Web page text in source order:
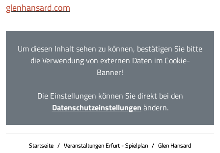
Um diesen Inhalt sehen zu können, bestätigen Sie bitte
die Verwendung von externen Daten im Cookie-
Banner!
Die Einstellungen können Sie direkt bei den
Datenschutzeinstellungen ändern.
glenhansard.com
Startseite Veranstaltungen Erfurt - Spielplan Glen Hansard